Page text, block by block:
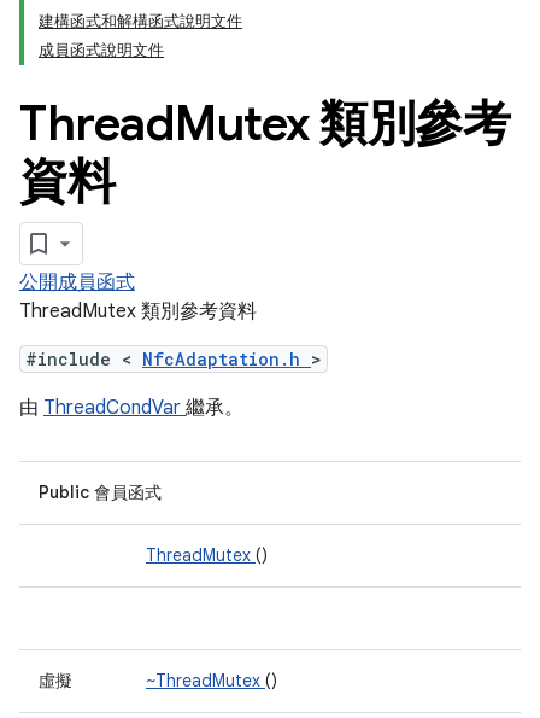
建構函式和解構函式說明文件
成員函式說明文件
ThreadMutex 類別參考
資料
公開成員函式
ThreadMutex 類別參考資料
#include < NfcAdaptation.h >
由 ThreadCondVar 繼承。
Public 會員函式
ThreadMutex ()
虛擬 ~ThreadMutex ()